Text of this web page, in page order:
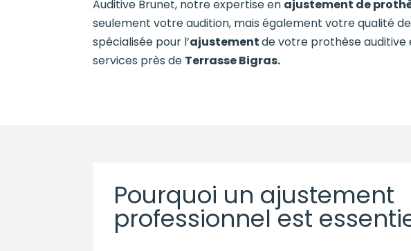
Auditive Brunet, notre expertise en ajustement de
seulement votre audition, mais également votre qualité
spécialisée pour l’ajustementde votre prothèse auditive
services près de Terrasse Bigras.
Pourquoi un ajustement
professionnel est